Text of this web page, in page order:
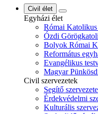
Civil élet
Egyházi élet
Római
Ózdi
Bolyok Római
Református
Evangélikus
Magyar
Civil szervezetek
Segítő
Érdekvédelmi
Kulturális